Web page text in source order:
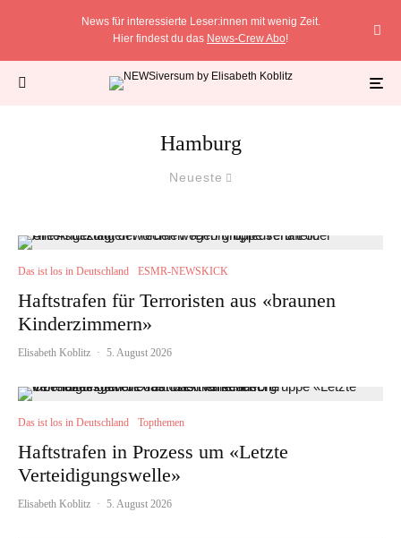
News für interessierte Leser:innen mit wenig Zeit.
Hier findest du das News-Crew Abo!
Hamburg
Neueste
Das ist los in Deutschland ESMR-NEWSKICK
Haftstrafen für Terroristen aus «braunen
Kinderzimmern»
Elisabeth Koblitz · 5. August 2026
Das ist los in Deutschland Topthemen
Haftstrafen in Prozess um «Letzte
Verteidigungswelle»
Elisabeth Koblitz · 5. August 2026